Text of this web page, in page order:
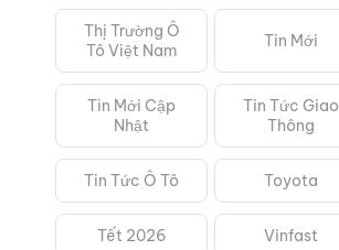
Thị Trường Ô
Tô Việt Nam
Tin Mới
Tin Mới Cập
Nhật
Tin Tức Giao
Thông
Tin Tức Ô Tô Toyota
Tết 2026 Vinfast